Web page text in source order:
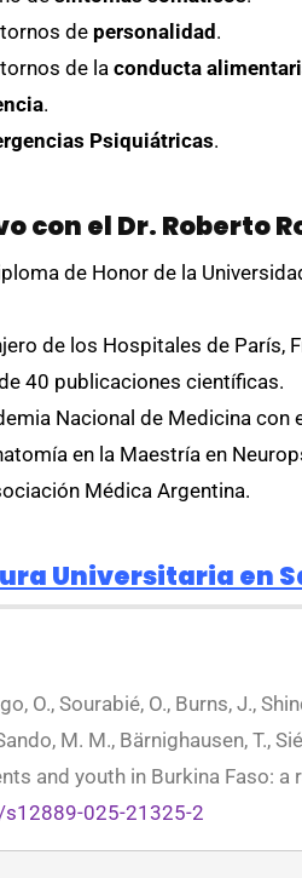
de personalidad .
de la conducta
.
Psiquiátricas.
con el Dr. Roberto
de Honor de la
de los Hospitales de París,
40 publicaciones científicas.
Nacional de Medicina con
en la Maestría en
Médica Argentina.
Universitaria en
O., Sourabié, O., Burns, J.,
M. M., Bärnighausen,
and youth in Burkina Faso:
025-21325-2